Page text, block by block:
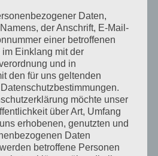
Daten,
der Anschrift, E-Mail-
einer betroffenen
im Einklang mit der
und in
den für uns geltenden
möchte unser
über Art, Umfang
erhobenen, genutzten und
Daten
betroffene Personen